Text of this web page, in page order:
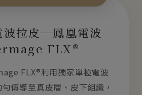
波拉皮─鳳凰電波
FLX®
FLX®利用獨家單極電波
傳導至真皮層、皮下組織，